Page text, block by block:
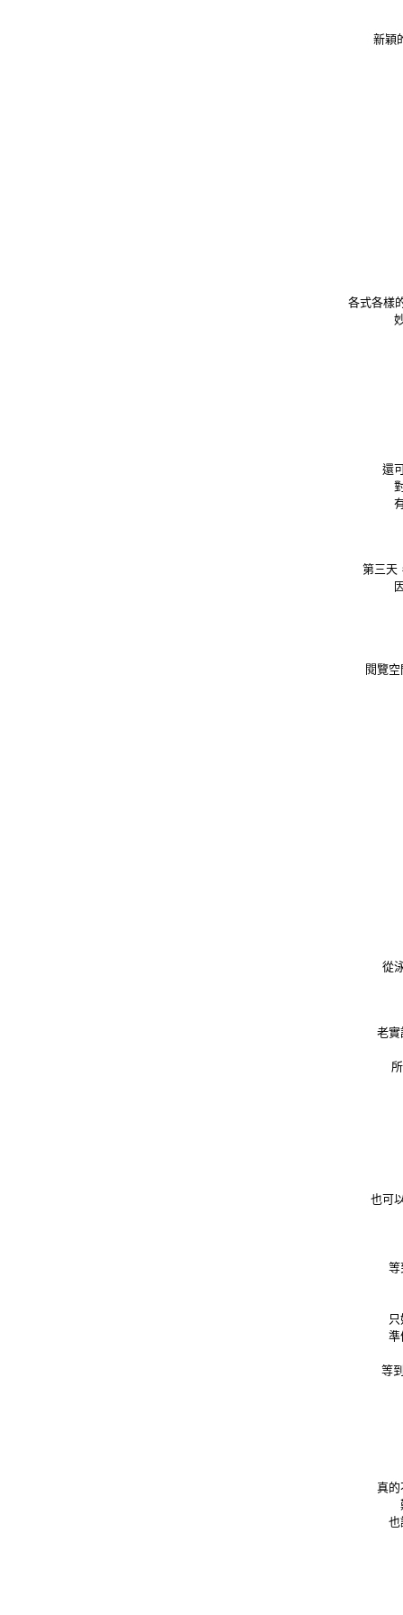
新穎
各式各樣
還
第三天
閱覽
從
老實
也可
等
準
等
真的
也